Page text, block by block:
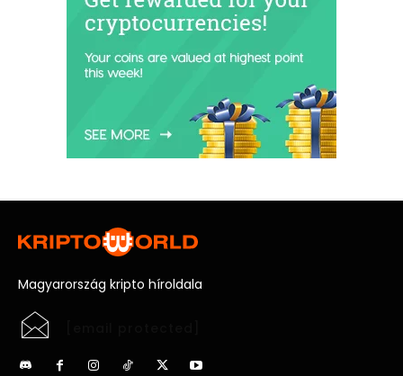
Magyarország kripto híroldala